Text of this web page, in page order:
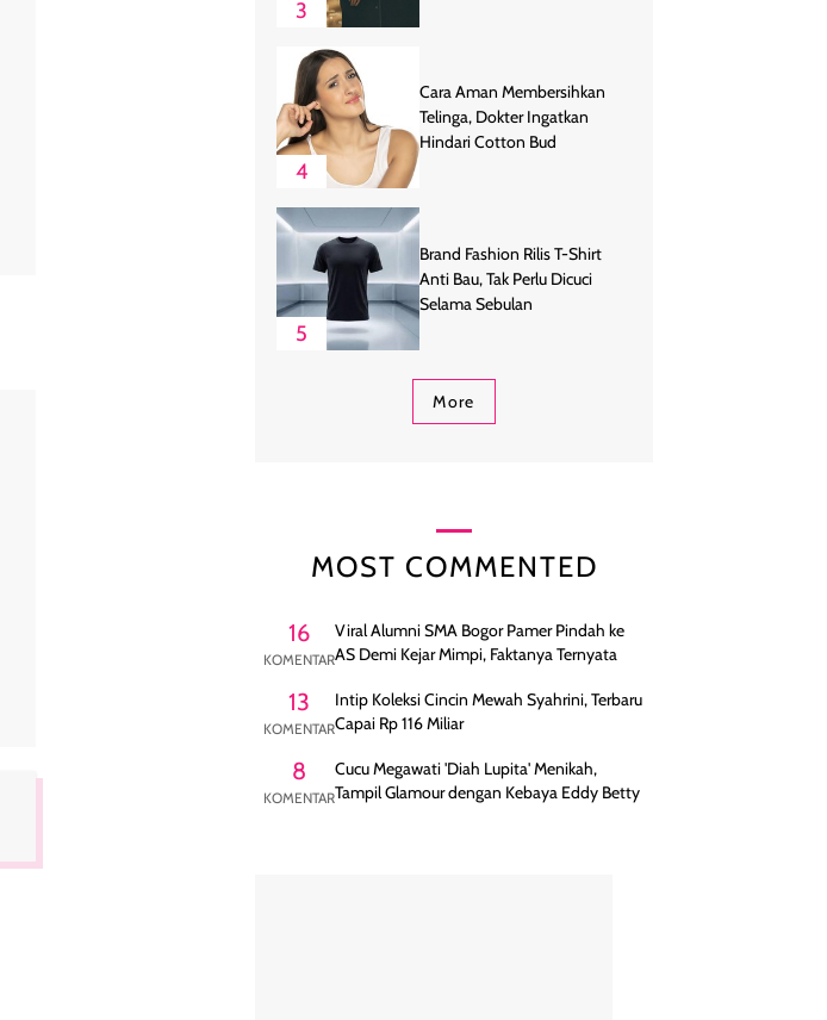
3
4
Cara Aman Membersihkan
Telinga, Dokter Ingatkan
Hindari Cotton Bud
5
Brand Fashion Rilis T-Shirt
Anti Bau, Tak Perlu Dicuci
Selama Sebulan
More
MOST COMMENTED
16
KOMENTAR
Viral Alumni SMA Bogor Pamer Pindah ke
AS Demi Kejar Mimpi, Faktanya Ternyata
13
KOMENTAR
Intip Koleksi Cincin Mewah Syahrini, Terbaru
Capai Rp 116 Miliar
8
KOMENTAR
Cucu Megawati 'Diah Lupita' Menikah,
Tampil Glamour dengan Kebaya Eddy Betty